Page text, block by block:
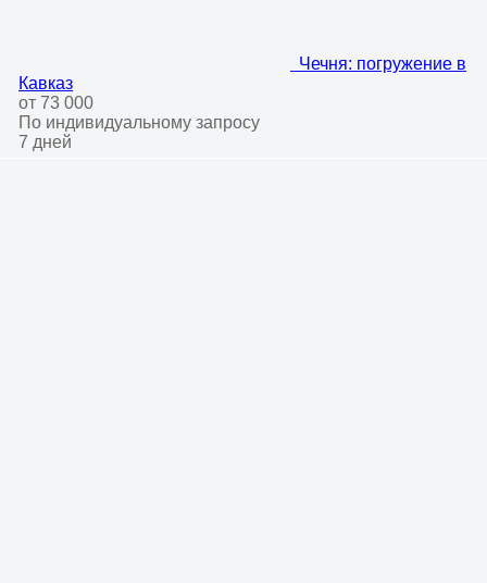
Чечня: погружение в
Кавказ
от 73 000
По индивидуальному запросу
7 дней